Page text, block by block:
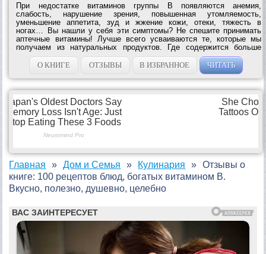
При недостатке витаминов группы В появляются анемия,
слабость, нарушение зрения, повышенная утомляемость,
уменьшение аппетита, зуд и жжение кожи, отеки, тяжесть в
ногах… Вы нашли у себя эти симптомы? Не спешите принимать
аптечные витамины! Лучше всего усваиваются те, которые мы
получаем из натуральных продуктов. Где содержится больше
всего витамина В? И как правильно съесть продукты, чтобы этот
витамин усваивался? Ответам на эти...
О КНИГЕ ОТЗЫВЫ В ИЗБРАННОЕ ЧИТАТЬ
Главная Дом и Семья Кулинария
Отзывы о
книге: 100 рецептов блюд, богатых витамином B.
Вкусно, полезно, душевно, целебно